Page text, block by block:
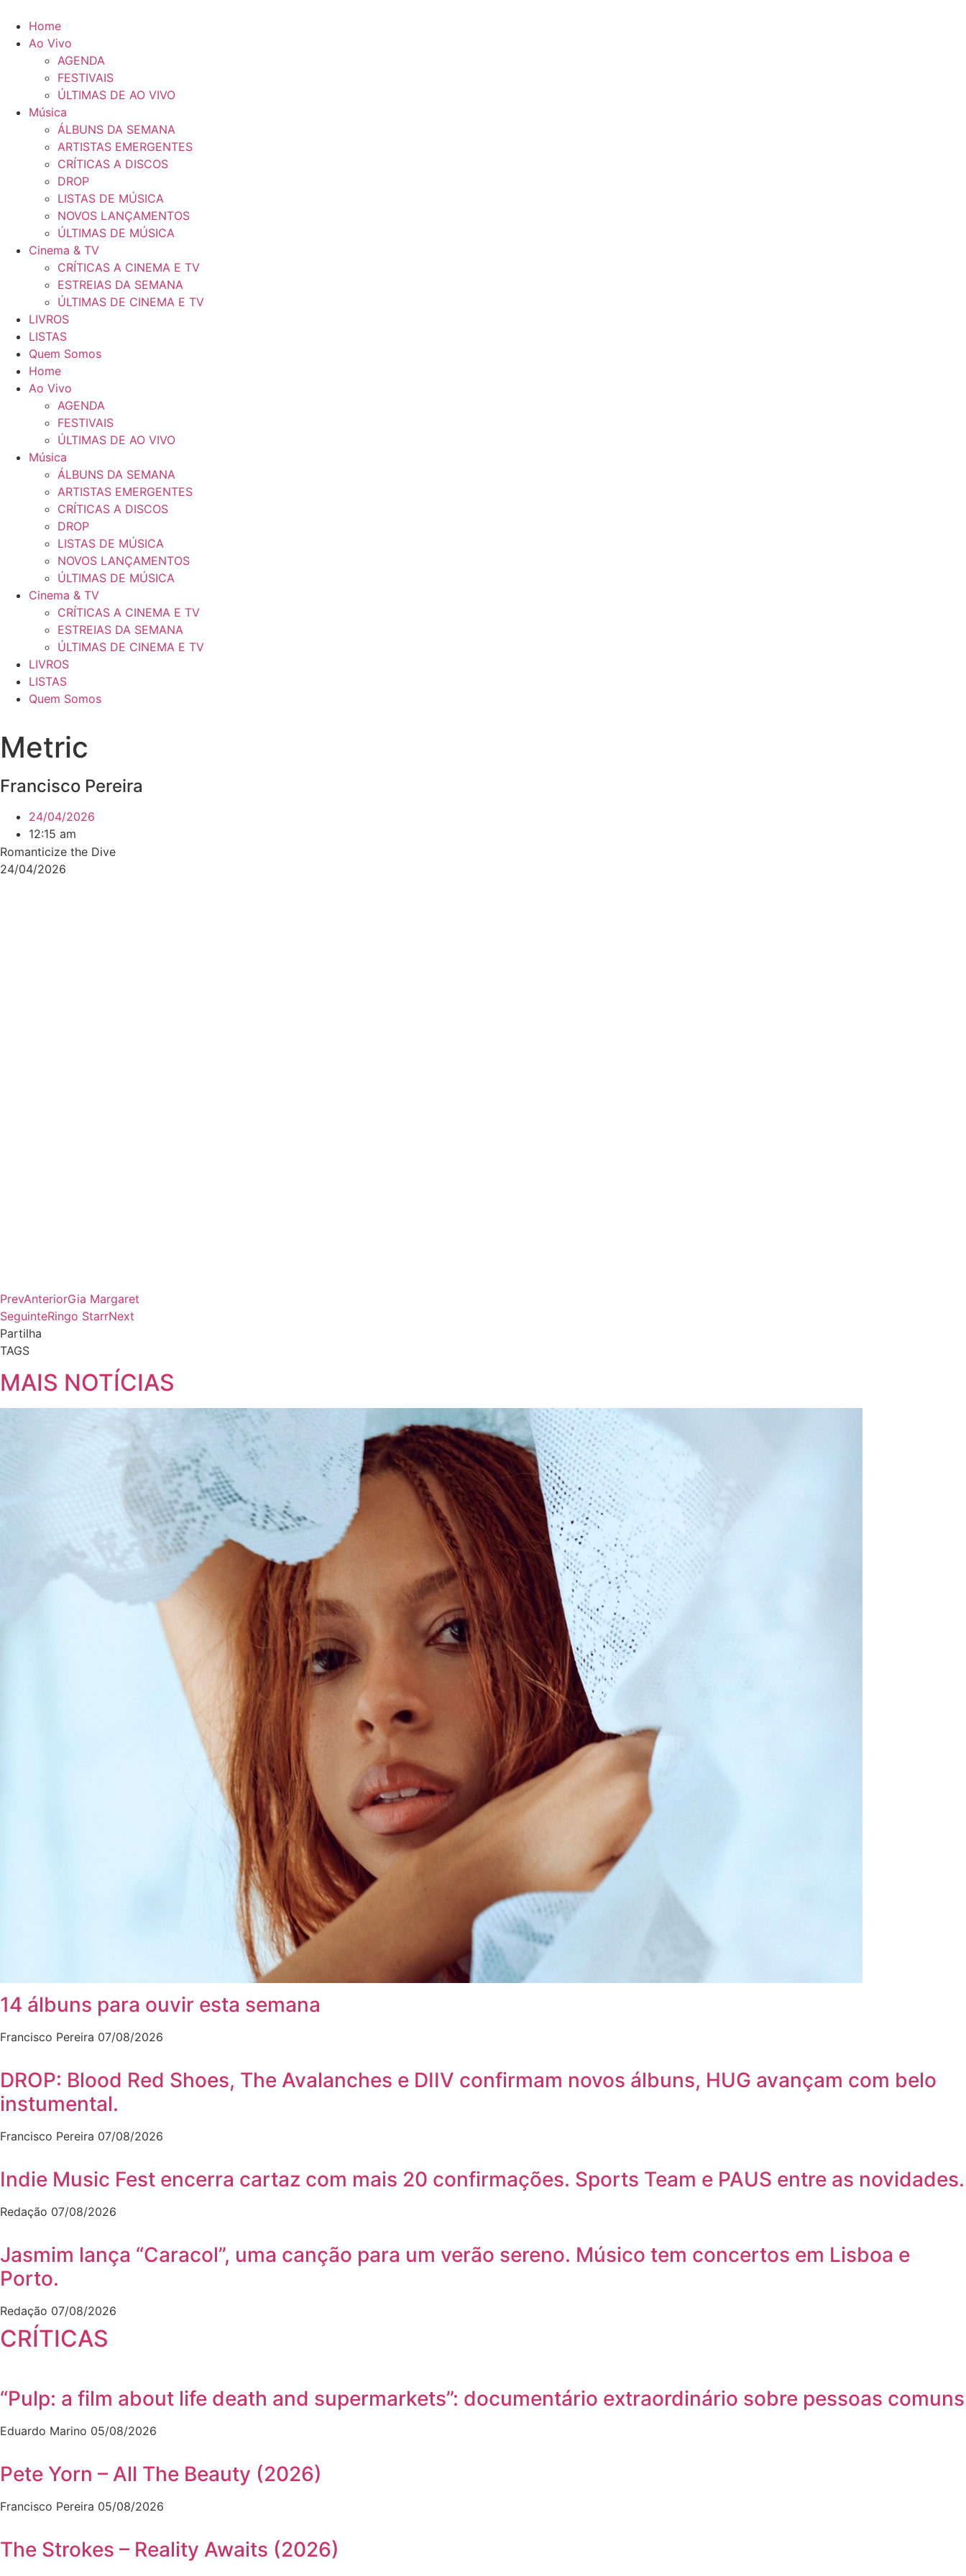
para
conteúdo
Home
Ao Vivo
AGENDA
FESTIVAIS
ÚLTIMAS DE AO VIVO
Música
ÁLBUNS DA SEMANA
ARTISTAS EMERGENTES
CRÍTICAS A DISCOS
DROP
LISTAS DE MÚSICA
NOVOS LANÇAMENTOS
ÚLTIMAS DE MÚSICA
Cinema & TV
CRÍTICAS A CINEMA E TV
ESTREIAS DA SEMANA
ÚLTIMAS DE CINEMA E TV
LIVROS
LISTAS
Quem Somos
Home
Ao Vivo
AGENDA
FESTIVAIS
ÚLTIMAS DE AO VIVO
Música
ÁLBUNS DA SEMANA
ARTISTAS EMERGENTES
CRÍTICAS A DISCOS
DROP
LISTAS DE MÚSICA
NOVOS LANÇAMENTOS
ÚLTIMAS DE MÚSICA
Cinema & TV
CRÍTICAS A CINEMA E TV
ESTREIAS DA SEMANA
ÚLTIMAS DE CINEMA E TV
LIVROS
LISTAS
Quem Somos
Metric
Francisco Pereira
24/04/2026
12:15 am
Romanticize the Dive
24/04/2026
PrevAnteriorGia Margaret
SeguinteRingo StarrNext
Partilha
TAGS
MAIS NOTÍCIAS
14 álbuns para ouvir esta semana
Francisco Pereira 07/08/2026
DROP: Blood Red Shoes, The Avalanches e DIIV confirmam novos álbuns, HUG avançam com belo
instumental.
Francisco Pereira 07/08/2026
Indie Music Fest encerra cartaz com mais 20 confirmações. Sports Team e PAUS entre as novidades.
Redação 07/08/2026
Jasmim lança “Caracol”, uma canção para um verão sereno. Músico tem concertos em Lisboa e
Porto.
Redação 07/08/2026
CRÍTICAS
“Pulp: a film about life death and supermarkets”: documentário extraordinário sobre pessoas comuns
Eduardo Marino 05/08/2026
Pete Yorn – All The Beauty (2026)
Francisco Pereira 05/08/2026
The Strokes – Reality Awaits (2026)